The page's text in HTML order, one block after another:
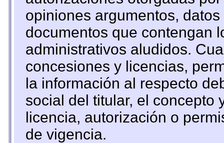
opiniones argumentos,
documentos que contengan
administrativos aludidos.
concesiones y licencias,
la información al respecto
social del titular, el concepto
licencia, autorización o
de vigencia.